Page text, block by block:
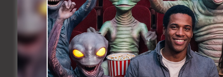
september 1, 2011
Varia
De film was eerst een toneelstuk van
want had al twee keer eerder met hem
compleet overdonderd. Na een
Van Groeningen aan het woord over
Cleiren.